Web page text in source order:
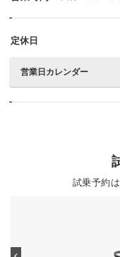
定休日
営業日カレンダー
試乗予約